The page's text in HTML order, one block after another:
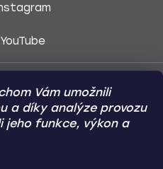
Vám umožnili
a díky analýze provozu
jeho funkce, výkon a
YouTube
platby:
Dobírka